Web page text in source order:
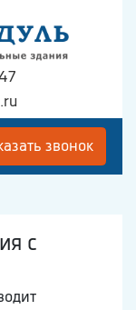
звонок
с